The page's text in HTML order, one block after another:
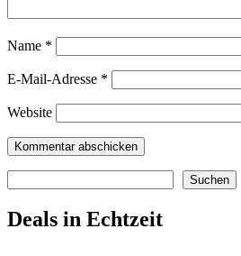
Name *
E-Mail-Adresse *
Website
Suchen
Deals in Echtzeit